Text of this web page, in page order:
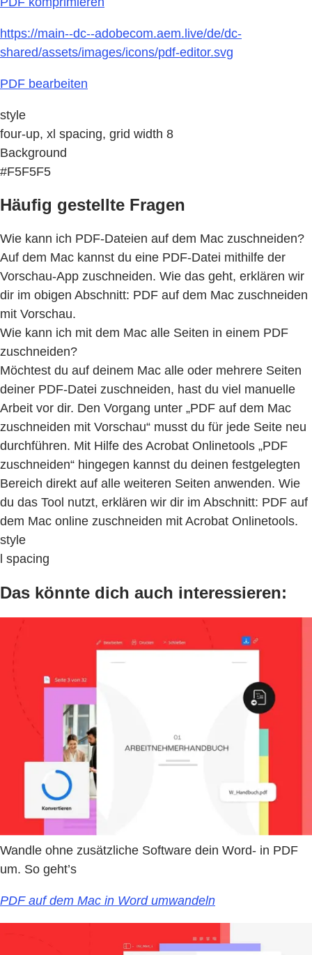
https://main--dc--adobecom.aem.live/de/dc-
shared/assets/images/icons/pdf-editor.svg
PDF bearbeiten
style
four-up, xl spacing, grid width 8
Background
#F5F5F5
Häufig gestellte Fragen
Wie kann ich PDF-Dateien auf dem Mac zuschneiden?
Auf dem Mac kannst du eine PDF-Datei mithilfe der
Vorschau-App zuschneiden. Wie das geht, erklären wir
dir im obigen Abschnitt: PDF auf dem Mac zuschneiden
mit Vorschau.
Wie kann ich mit dem Mac alle Seiten in einem PDF
zuschneiden?
Möchtest du auf deinem Mac alle oder mehrere Seiten
deiner PDF-Datei zuschneiden, hast du viel manuelle
Arbeit vor dir. Den Vorgang unter „PDF auf dem Mac
zuschneiden mit Vorschau“ musst du für jede Seite neu
durchführen. Mit Hilfe des Acrobat Onlinetools „PDF
zuschneiden“ hingegen kannst du deinen festgelegten
Bereich direkt auf alle weiteren Seiten anwenden. Wie
du das Tool nutzt, erklären wir dir im Abschnitt: PDF auf
dem Mac online zuschneiden mit Acrobat Onlinetools.
style
l spacing
Das könnte dich auch interessieren:
Wandle ohne zusätzliche Software dein Word- in PDF
um. So geht’s
PDF auf dem Mac in Word umwandeln